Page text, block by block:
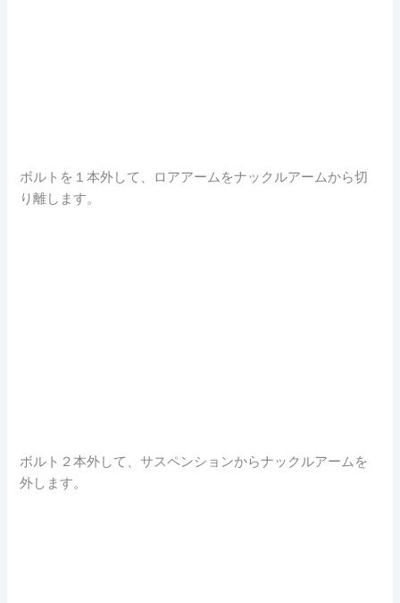
ボルトを１本外して、ロアアームをナックルアームから切
り離します。
ボルト２本外して、サスペンションからナックルアームを
外します。